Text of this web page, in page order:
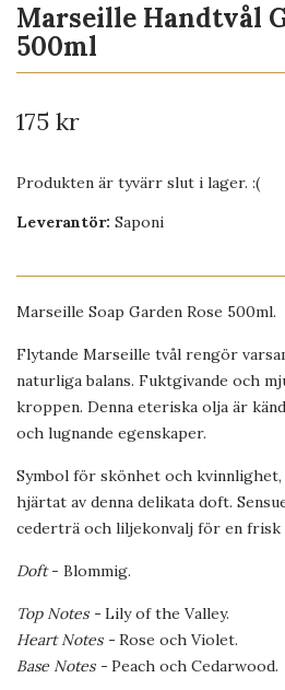
Marseille Handtvål
500ml
175 kr
Produkten är tyvärr slut i lager. :(
Leverantör: Saponi
Marseille Soap Garden Rose 500ml.
Flytande Marseille tvål rengör
naturliga balans. Fuktgivande och
kroppen. Denna eteriska olja är
och lugnande egenskaper.
Symbol för skönhet och
hjärtat av denna delikata doft.
cederträ och liljekonvalj för en
Doft- Blommig.
Top Notes - Lily of the Valley.
Heart Notes - Rose och Violet.
Base Notes - Peach och Cedarwood.